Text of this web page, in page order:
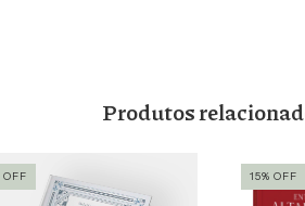
Produtos
OFF 15% OFF